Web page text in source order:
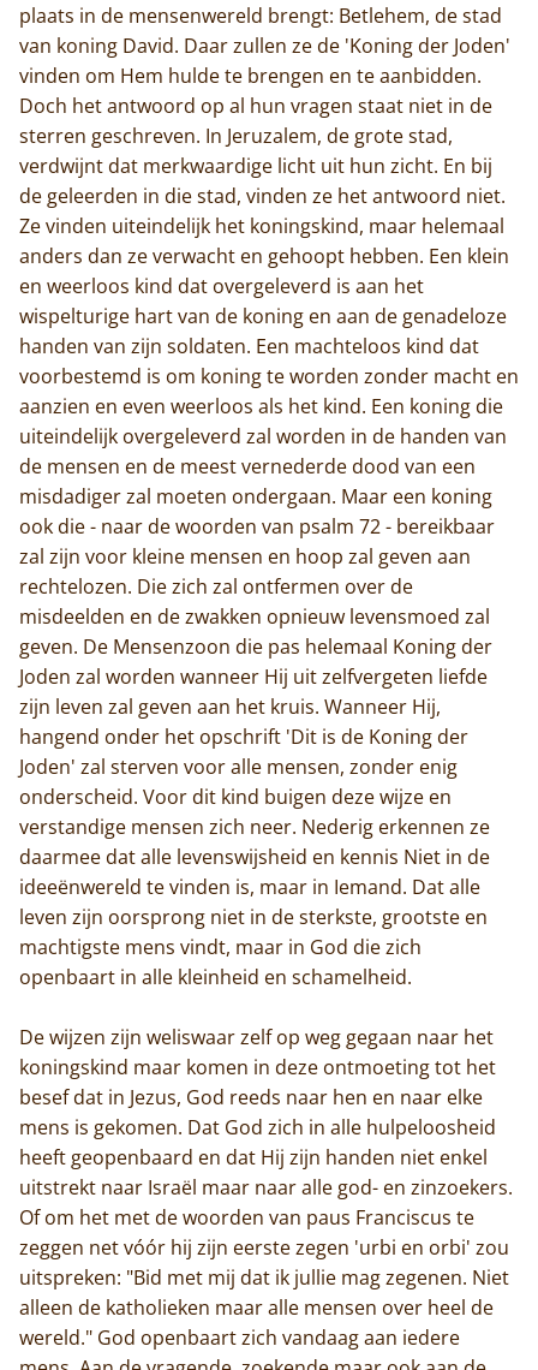
Home
Trappisten
plaats in de mensenwereld brengt: Betlehem, de stad
van koning David. Daar zullen ze de 'Koning der Joden'
vinden om Hem hulde te brengen en te aanbidden.
Doch het antwoord op al hun vragen staat niet in de
sterren geschreven. In Jeruzalem, de grote stad,
verdwijnt dat merkwaardige licht uit hun zicht. En bij
de geleerden in die stad, vinden ze het antwoord niet.
Ze vinden uiteindelijk het koningskind, maar helemaal
anders dan ze verwacht en gehoopt hebben. Een klein
en weerloos kind dat overgeleverd is aan het
wispelturige hart van de koning en aan de genadeloze
handen van zijn soldaten. Een machteloos kind dat
voorbestemd is om koning te worden zonder macht en
aanzien en even weerloos als het kind. Een koning die
uiteindelijk overgeleverd zal worden in de handen van
de mensen en de meest vernederde dood van een
misdadiger zal moeten ondergaan. Maar een koning
ook die - naar de woorden van psalm 72 - bereikbaar
zal zijn voor kleine mensen en hoop zal geven aan
rechtelozen. Die zich zal ontfermen over de
misdeelden en de zwakken opnieuw levensmoed zal
geven. De Mensenzoon die pas helemaal Koning der
Joden zal worden wanneer Hij uit zelfvergeten liefde
zijn leven zal geven aan het kruis. Wanneer Hij,
hangend onder het opschrift 'Dit is de Koning der
Joden' zal sterven voor alle mensen, zonder enig
onderscheid. Voor dit kind buigen deze wijze en
verstandige mensen zich neer. Nederig erkennen ze
daarmee dat alle levenswijsheid en kennis Niet in de
ideeënwereld te vinden is, maar in Iemand. Dat alle
leven zijn oorsprong niet in de sterkste, grootste en
machtigste mens vindt, maar in God die zich
openbaart in alle kleinheid en schamelheid.
De wijzen zijn weliswaar zelf op weg gegaan naar het
koningskind maar komen in deze ontmoeting tot het
besef dat in Jezus, God reeds naar hen en naar elke
mens is gekomen. Dat God zich in alle hulpeloosheid
heeft geopenbaard en dat Hij zijn handen niet enkel
uitstrekt naar Israël maar naar alle god- en zinzoekers.
Of om het met de woorden van paus Franciscus te
zeggen net vóór hij zijn eerste zegen 'urbi en orbi' zou
uitspreken: "Bid met mij dat ik jullie mag zegenen. Niet
alleen de katholieken maar alle mensen over heel de
wereld." God openbaart zich vandaag aan iedere